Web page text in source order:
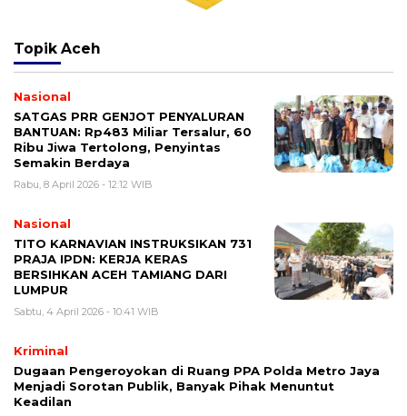
Topik Aceh
Nasional
SATGAS PRR GENJOT PENYALURAN
BANTUAN: Rp483 Miliar Tersalur, 60
Ribu Jiwa Tertolong, Penyintas
Semakin Berdaya
Rabu, 8 April 2026 - 12:12 WIB
Nasional
TITO KARNAVIAN INSTRUKSIKAN 731
PRAJA IPDN: KERJA KERAS
BERSIHKAN ACEH TAMIANG DARI
LUMPUR
Sabtu, 4 April 2026 - 10:41 WIB
Kriminal
Dugaan Pengeroyokan di Ruang PPA Polda Metro Jaya
Menjadi Sorotan Publik, Banyak Pihak Menuntut
Keadilan